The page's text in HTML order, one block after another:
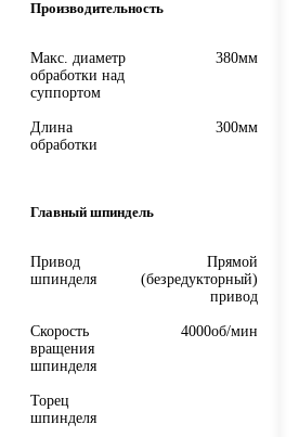
Производительность
Макс. диаметр
обработки над
суппортом
380мм
Длина
обработки
300мм
Главный шпиндель
Привод
шпинделя
Прямой
(безредукторный)
привод
Скорость
вращения
шпинделя
4000об/мин
Торец
шпинделя